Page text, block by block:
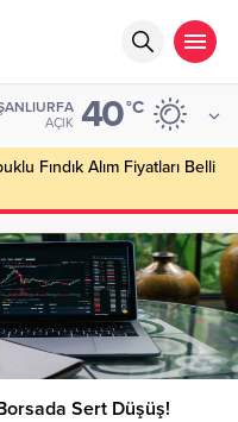
AÇIK 40°C
Gün 4 Bin 898 Kişiye Sıcak
Sert Düşüş!